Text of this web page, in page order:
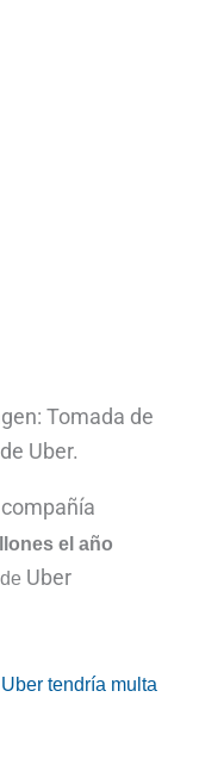
Tomada de
Uber.
el año
Uber
tendría multa